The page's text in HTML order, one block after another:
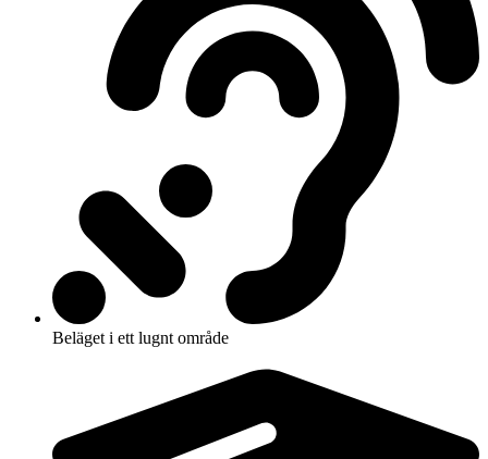
Beläget i ett lugnt område